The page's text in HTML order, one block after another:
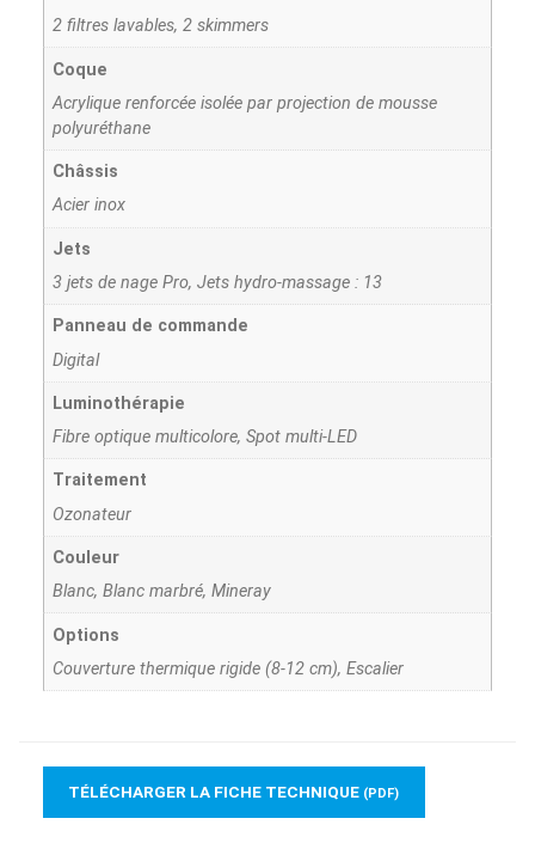
2 filtres lavables, 2 skimmers
Coque
Acrylique renforcée isolée par projection de mousse
polyuréthane
Châssis
Acier inox
Jets
3 jets de nage Pro, Jets hydro-massage : 13
Panneau de commande
Digital
Luminothérapie
Fibre optique multicolore, Spot multi-LED
Traitement
Ozonateur
Couleur
Blanc, Blanc marbré, Mineray
Options
Couverture thermique rigide (8-12 cm), Escalier
TÉLÉCHARGER LA FICHE TECHNIQUE (PDF)